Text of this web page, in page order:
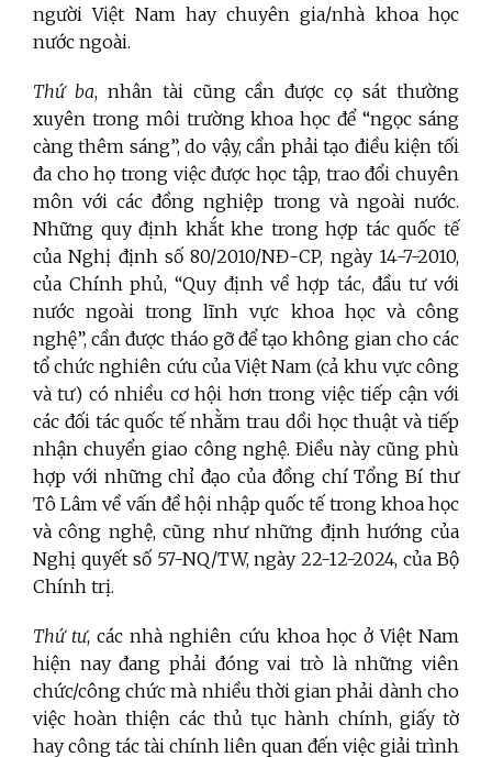
người Việt Nam hay chuyên gia/nhà khoa học
nước ngoài.
Thứ ba, nhân tài cũng cần được cọ sát thường
xuyên trong môi trường khoa học để “ngọc sáng
càng thêm sáng”, do vậy, cần phải tạo điều kiện tối
đa cho họ trong việc được học tập, trao đổi chuyên
môn với các đồng nghiệp trong và ngoài nước.
Những quy định khắt khe trong hợp tác quốc tế
của Nghị định số 80/2010/NĐ-CP, ngày 14-7-2010,
của Chính phủ, “Quy định về hợp tác, đầu tư với
nước ngoài trong lĩnh vực khoa học và công
nghệ”, cần được tháo gỡ để tạo không gian cho các
tổ chức nghiên cứu của Việt Nam (cả khu vực công
và tư) có nhiều cơ hội hơn trong việc tiếp cận với
các đối tác quốc tế nhằm trau dồi học thuật và tiếp
nhận chuyển giao công nghệ. Điều này cũng phù
hợp với những chỉ đạo của đồng chí Tổng Bí thư
Tô Lâm về vấn đề hội nhập quốc tế trong khoa học
và công nghệ, cũng như những định hướng của
Nghị quyết số 57-NQ/TW, ngày 22-12-2024, của Bộ
Chính trị.
Thứ tư, các nhà nghiên cứu khoa học ở Việt Nam
hiện nay đang phải đóng vai trò là những viên
chức/công chức mà nhiều thời gian phải dành cho
việc hoàn thiện các thủ tục hành chính, giấy tờ
hay công tác tài chính liên quan đến việc giải trình